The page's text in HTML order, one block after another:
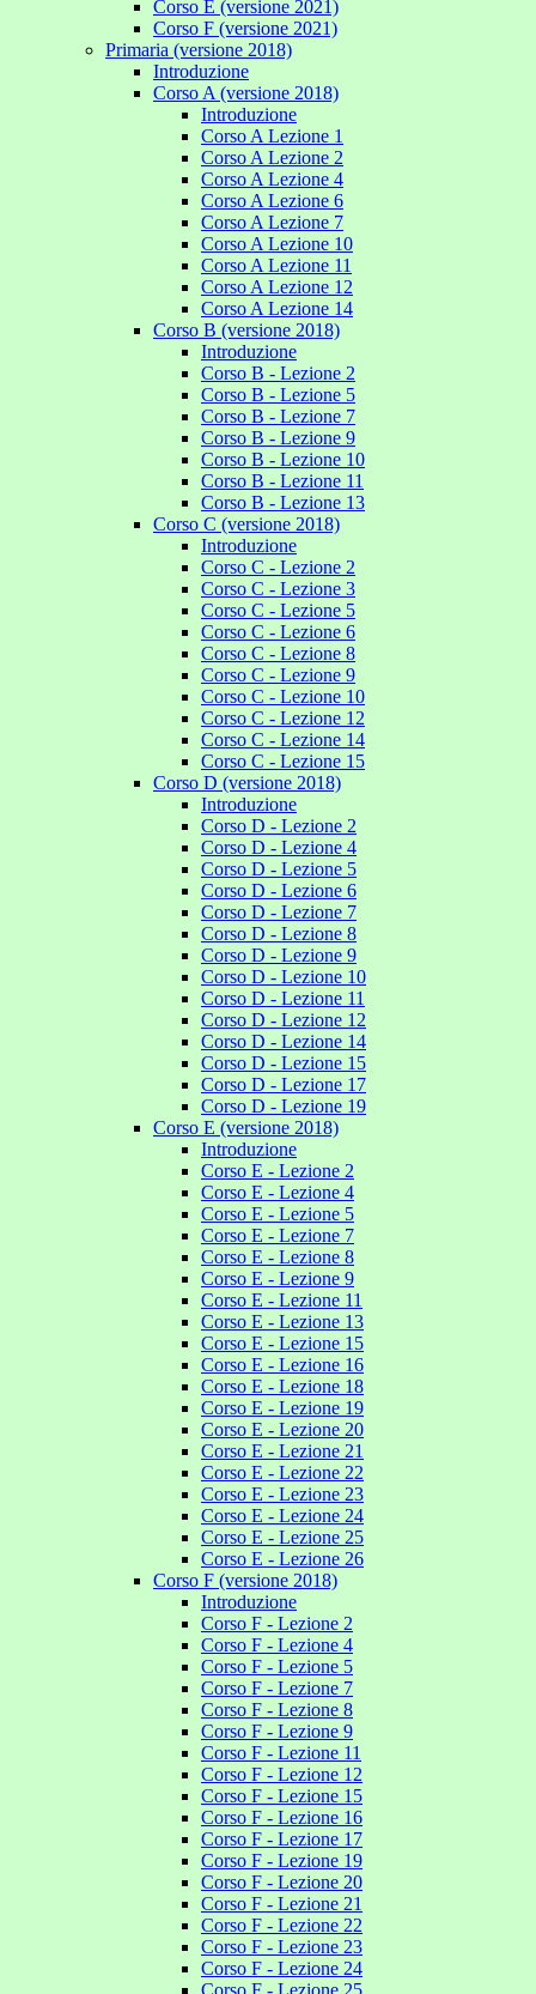
Corso E (versione 2021)
Corso F (versione 2021)
Primaria (versione 2018)
Introduzione
Corso A (versione 2018)
Introduzione
Corso A Lezione 1
Corso A Lezione 2
Corso A Lezione 4
Corso A Lezione 6
Corso A Lezione 7
Corso A Lezione 10
Corso A Lezione 11
Corso A Lezione 12
Corso A Lezione 14
Corso B (versione 2018)
Introduzione
Corso B - Lezione 2
Corso B - Lezione 5
Corso B - Lezione 7
Corso B - Lezione 9
Corso B - Lezione 10
Corso B - Lezione 11
Corso B - Lezione 13
Corso C (versione 2018)
Introduzione
Corso C - Lezione 2
Corso C - Lezione 3
Corso C - Lezione 5
Corso C - Lezione 6
Corso C - Lezione 8
Corso C - Lezione 9
Corso C - Lezione 10
Corso C - Lezione 12
Corso C - Lezione 14
Corso C - Lezione 15
Corso D (versione 2018)
Introduzione
Corso D - Lezione 2
Corso D - Lezione 4
Corso D - Lezione 5
Corso D - Lezione 6
Corso D - Lezione 7
Corso D - Lezione 8
Corso D - Lezione 9
Corso D - Lezione 10
Corso D - Lezione 11
Corso D - Lezione 12
Corso D - Lezione 14
Corso D - Lezione 15
Corso D - Lezione 17
Corso D - Lezione 19
Corso E (versione 2018)
Introduzione
Corso E - Lezione 2
Corso E - Lezione 4
Corso E - Lezione 5
Corso E - Lezione 7
Corso E - Lezione 8
Corso E - Lezione 9
Corso E - Lezione 11
Corso E - Lezione 13
Corso E - Lezione 15
Corso E - Lezione 16
Corso E - Lezione 18
Corso E - Lezione 19
Corso E - Lezione 20
Corso E - Lezione 21
Corso E - Lezione 22
Corso E - Lezione 23
Corso E - Lezione 24
Corso E - Lezione 25
Corso E - Lezione 26
Corso F (versione 2018)
Introduzione
Corso F - Lezione 2
Corso F - Lezione 4
Corso F - Lezione 5
Corso F - Lezione 7
Corso F - Lezione 8
Corso F - Lezione 9
Corso F - Lezione 11
Corso F - Lezione 12
Corso F - Lezione 15
Corso F - Lezione 16
Corso F - Lezione 17
Corso F - Lezione 19
Corso F - Lezione 20
Corso F - Lezione 21
Corso F - Lezione 22
Corso F - Lezione 23
Corso F - Lezione 24
Corso F - Lezione 25